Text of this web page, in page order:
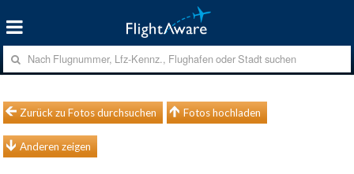
Zurück zu Fotos durchsuchen Fotos hochladen
Anderen zeigen